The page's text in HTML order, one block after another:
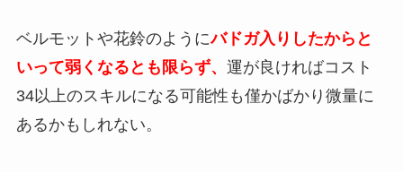
ベルモットや花鈴のようにバドガ入りしたからと
いって弱くなるとも限らず、 運が良ければコスト
34以上のスキルになる可能性も僅かばかり微量に
あるかもしれない。